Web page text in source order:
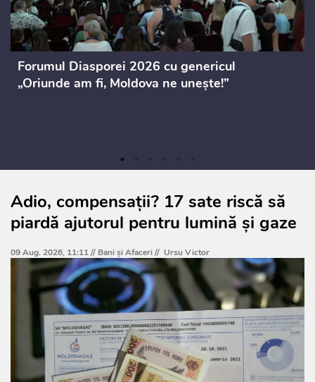
Forumul Diasporei 2026 cu genericul
„Oriunde am fi, Moldova ne unește!”
Adio, compensații? 17 sate riscă să
piardă ajutorul pentru lumină și gaze
09 Aug. 2026, 11:11 // Bani și Afaceri// Ursu Victor